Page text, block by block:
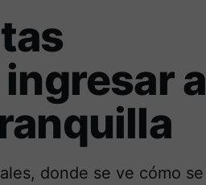
a
donde se ve cómo se